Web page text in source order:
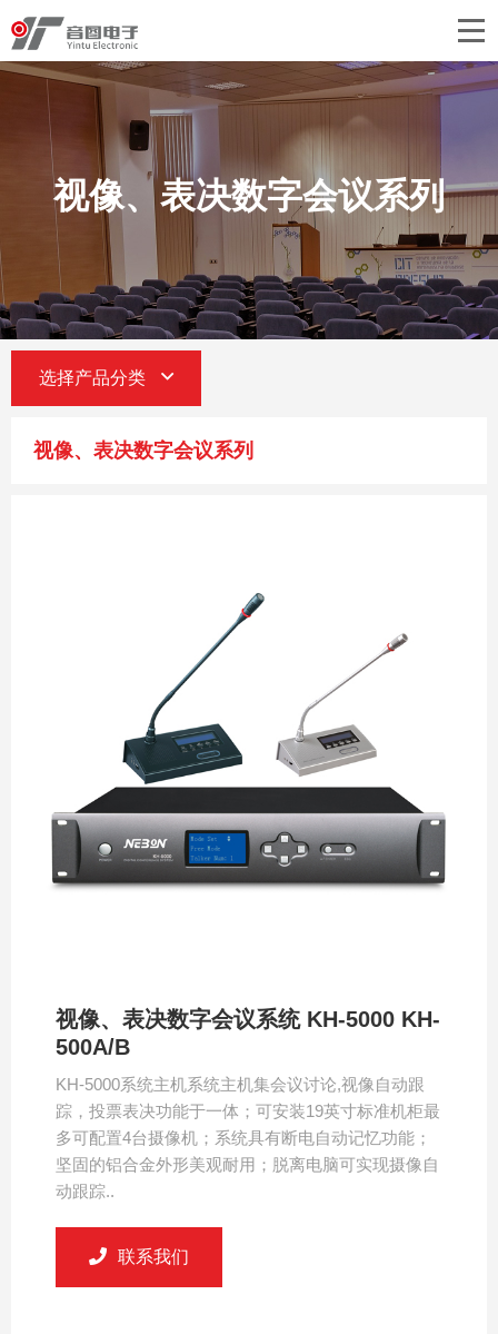
关于音图
产品中心
工程案例
新闻中心
联系我们
视像、表决数字会议系列
选择产品分类
视像、表决数字会议系列
视像、表决数字会议系统 KH-5000 KH-
500A/B
KH-5000系统主机系统主机集会议讨论,视像自动跟
踪，投票表决功能于一体；可安装19英寸标准机柜最
多可配置4台摄像机；系统具有断电自动记忆功能；
坚固的铝合金外形美观耐用；脱离电脑可实现摄像自
动跟踪..
联系我们